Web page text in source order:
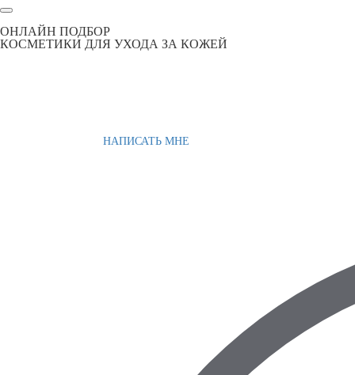
ОНЛАЙН ПОДБОР
КОСМЕТИКИ ДЛЯ УХОДА ЗА КОЖЕЙ
НАПИСАТЬ МНЕ